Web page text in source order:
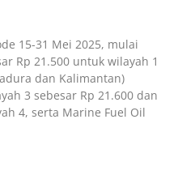
15-31 Mei 2025, mulai
Rp 21.500 untuk wilayah 1
dan Kalimantan)
3 sebesar Rp 21.600 dan
4, serta Marine Fuel Oil